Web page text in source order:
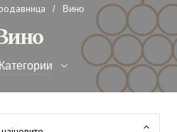
/ Вино
Италија